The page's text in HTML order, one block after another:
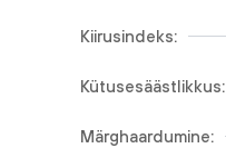
Kiirusindeks:
Kütusesäästlikkus:
Märghaardumine: